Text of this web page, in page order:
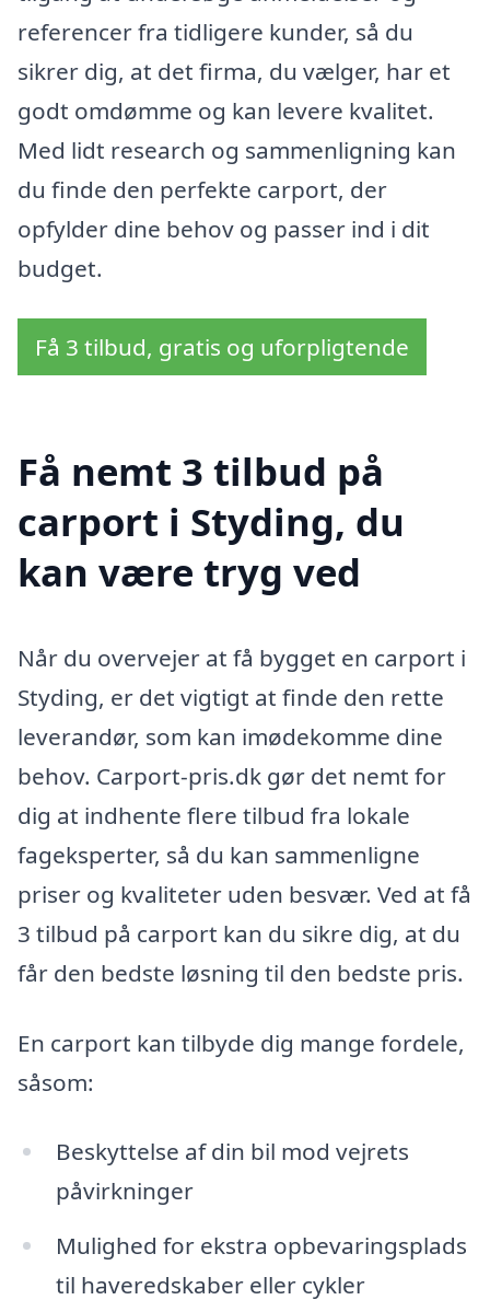
referencer fra tidligere kunder, så du
sikrer dig, at det firma, du vælger, har et
godt omdømme og kan levere kvalitet.
Med lidt research og sammenligning kan
du finde den perfekte carport, der
opfylder dine behov og passer ind i dit
budget.
Få 3 tilbud, gratis og uforpligtende
Få nemt 3 tilbud på
carport i Styding, du
kan være tryg ved
Når du overvejer at få bygget en carport i
Styding, er det vigtigt at finde den rette
leverandør, som kan imødekomme dine
behov. Carport-pris.dk gør det nemt for
dig at indhente flere tilbud fra lokale
fageksperter, så du kan sammenligne
priser og kvaliteter uden besvær. Ved at få
3 tilbud på carport kan du sikre dig, at du
får den bedste løsning til den bedste pris.
En carport kan tilbyde dig mange fordele,
såsom:
Beskyttelse af din bil mod vejrets
påvirkninger
Mulighed for ekstra opbevaringsplads
til haveredskaber eller cykler